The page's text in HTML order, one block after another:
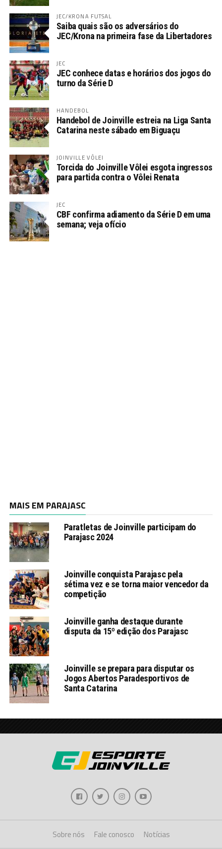
JEC/KRONA FUTSAL
Saiba quais são os adversários do
JEC/Krona na primeira fase da Libertadores
JEC
JEC conhece datas e horários dos jogos do
turno da Série D
HANDEBOL
Handebol de Joinville estreia na Liga Santa
Catarina neste sábado em Biguaçu
JOINVILLE VÔLEI
Torcida do Joinville Vôlei esgota ingressos
para partida contra o Vôlei Renata
JEC
CBF confirma adiamento da Série D em uma
semana; veja ofício
MAIS EM PARAJASC
Paratletas de Joinville participam do
Parajasc 2024
Joinville conquista Parajasc pela
sétima vez e se torna maior vencedor da
competição
Joinville ganha destaque durante
disputa da 15º edição dos Parajasc
Joinville se prepara para disputar os
Jogos Abertos Paradesportivos de
Santa Catarina
Sobre nós Fale conosco Notícias